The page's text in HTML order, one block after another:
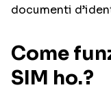
documenti
Come
SIM ho.?